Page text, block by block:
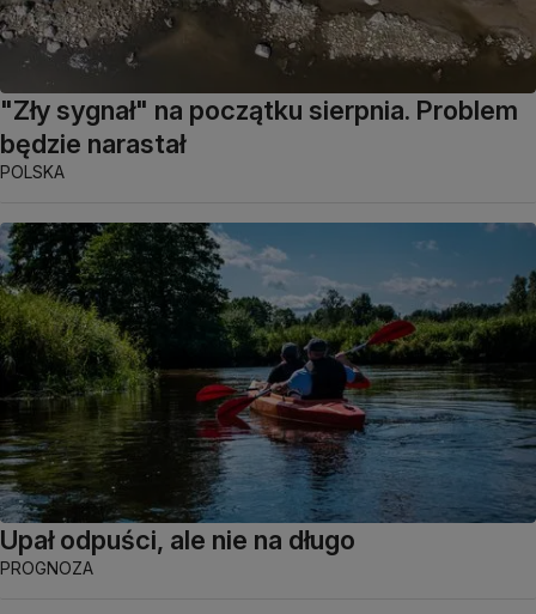
"Zły sygnał" na początku sierpnia. Problem
będzie narastał
POLSKA
Upał odpuści, ale nie na długo
PROGNOZA